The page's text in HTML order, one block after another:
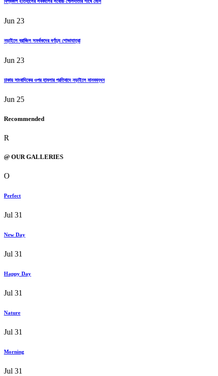
Jun 23
নড়াইলে ব্রাজিল সমর্থকদের বর্ণাঢ্য শোভাযাত্রা
Jun 23
ঢাকায় সাংবাদিকের ওপর হামলার প্রতিবাদে নড়াইলে মানববন্ধন
Jun 25
Recommended
R
@ OUR GALLERIES
O
Perfect
Jul 31
New Day
Jul 31
Happy Day
Jul 31
Nature
Jul 31
Morning
Jul 31